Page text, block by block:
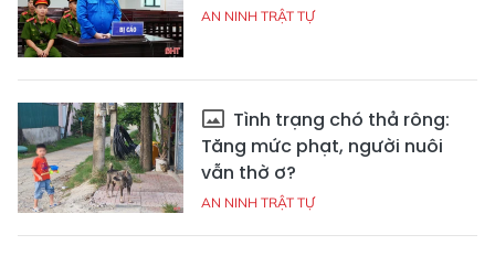
AN NINH TRẬT TỰ
Tình trạng chó thả rông:
Tăng mức phạt, người nuôi
vẫn thờ ơ?
AN NINH TRẬT TỰ